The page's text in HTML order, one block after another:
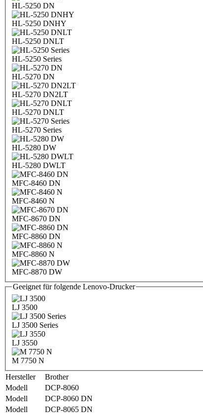
HL-5250 DN
HL-5250 DNHY
HL-5250 DNLT
HL-5250 Series
HL-5270 DN
HL-5270 DN2LT
HL-5270 DNLT
HL-5270 Series
HL-5280 DW
HL-5280 DWLT
MFC-8460 DN
MFC-8460 N
MFC-8670 DN
MFC-8860 DN
MFC-8860 N
MFC-8870 DW
Geeignet für folgende Lenovo-Drucker
LJ 3500
LJ 3500 Series
LJ 3550
M 7750 N
Hersteller
Brother
Modell
DCP-8060
Modell
DCP-8060 DN
Modell
DCP-8065 DN